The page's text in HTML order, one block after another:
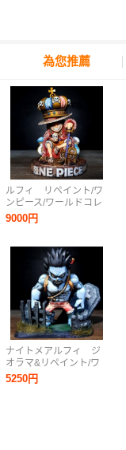
為您推薦
ルフィ リペイント/ワ
ンピース/ワールドコレ
クタブルフィギュア/ワ
ーコレ/カスタムペイン
figure repaint
9000円
ナイトメアルフィ ジ
オラマ&リペイント/ワ
ンピース/ワールドコレ
クタブルフィギュア/ワ
5250円